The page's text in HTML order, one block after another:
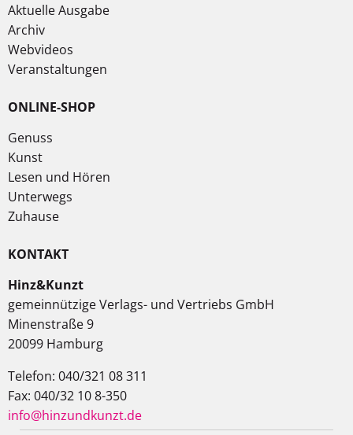
Aktuelle Ausgabe
Archiv
Webvideos
Veranstaltungen
ONLINE-SHOP
Genuss
Kunst
Lesen und Hören
Unterwegs
Zuhause
KONTAKT
Hinz&Kunzt
gemeinnützige Verlags- und Vertriebs GmbH
Minenstraße 9
20099 Hamburg
Telefon: 040/321 08 311
Fax: 040/32 10 8-350
info@hinzundkunzt.de